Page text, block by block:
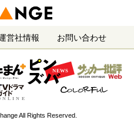
営社情報 お問い合わせ
All Rights Reserved.